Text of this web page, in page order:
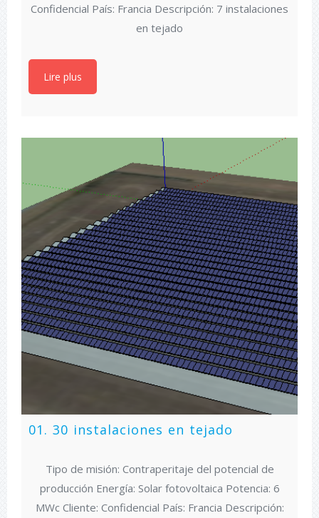
Confidencial País: Francia Descripción: 7 instalaciones
en tejado
Lire plus
01. 30 instalaciones en tejado
Tipo de misión: Contraperitaje del potencial de
producción Energía: Solar fotovoltaica Potencia: 6
MWc Cliente: Confidencial País: Francia Descripción: